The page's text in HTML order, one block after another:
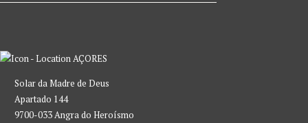
AÇORES
Solar da Madre de Deus
Apartado 144
9700-033 Angra do Heroísmo